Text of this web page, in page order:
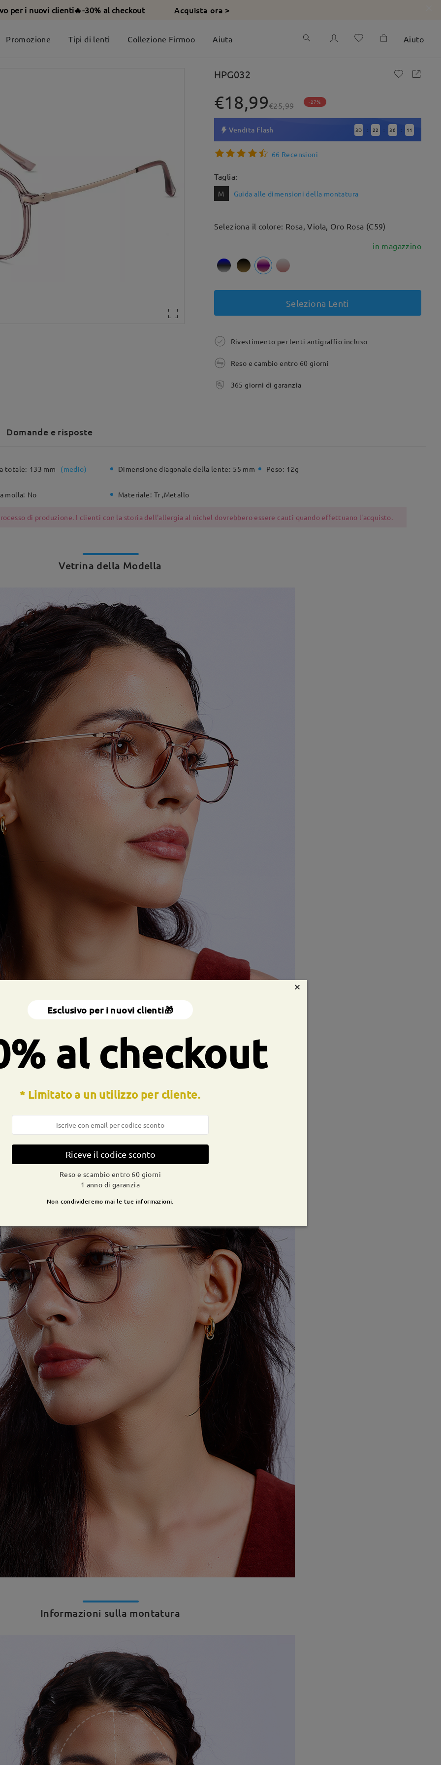
per i nuovi clienti🔥-30% al checkout Acquista ora >
Promozione Tipi di lenti Collezione Firmoo Aiuta Aiuto
HPG032
€18,99€25,99 -27%
Vendita Flash 3D : 22 : 36 : 9
66 Recensioni
Taglia:
M Guida alle dimensioni della montatura
Seleziona il colore: Rosa, Viola, Oro Rosa (C59)
in magazzino
Seleziona Lenti
Rivestimento per lenti antigraffio incluso
Reso e cambio entro 60 giorni
365 giorni di garanzia
Domande e risposte
totale: 133 mm (medio) Dimensione diagonale della lente: 55 mm Peso: 12g
molla: No Materiale: Tr ,Metallo
di produzione. I clienti con la storia dell'allergia al nichel dovrebbero essere cauti quando effettuano l'acquisto.
Vetrina della Modella
Informazioni sulla montatura
×
Esclusivo per i nuovi clienti🎁
al checkout
* Limitato a un utilizzo per cliente.
Riceve il codice sconto
Reso e scambio entro 60 giorni
1 anno di garanzia
Non condivideremo mai le tue informazioni.